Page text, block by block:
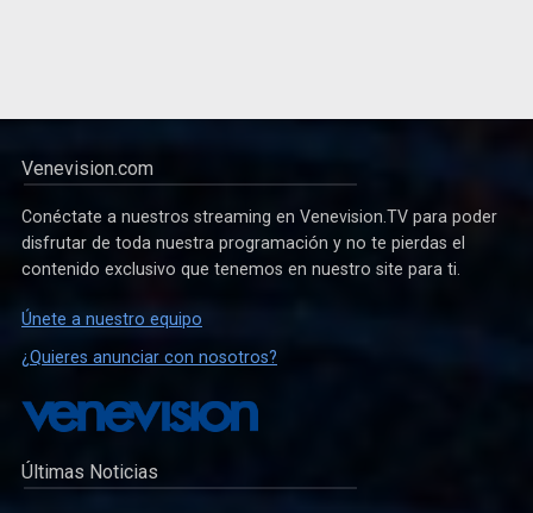
Venevision.com
Conéctate a nuestros streaming en Venevision.TV para poder
disfrutar de toda nuestra programación y no te pierdas el
contenido exclusivo que tenemos en nuestro site para ti.
Únete a nuestro equipo
¿Quieres anunciar con nosotros?
Últimas Noticias